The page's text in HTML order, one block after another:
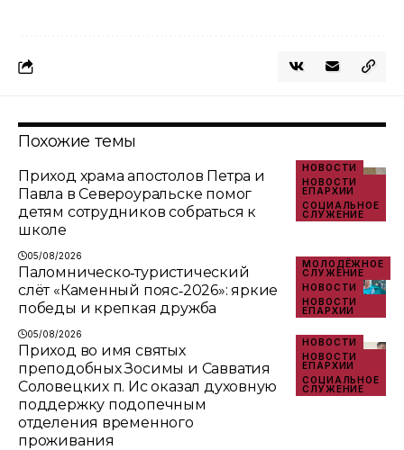
Похожие темы
НОВОСТИ
НОВОСТИ
ЕПАРХИИ
СОЦИАЛЬНОЕ
СЛУЖЕНИЕ
Приход храма апостолов Петра и
Павла в Североуральске помог
детям сотрудников собраться к
школе
05/08/2026
МОЛОДЁЖНОЕ
СЛУЖЕНИЕ
НОВОСТИ
НОВОСТИ
ЕПАРХИИ
Паломническо‑туристический
слёт «Каменный пояс‑2026»: яркие
победы и крепкая дружба
05/08/2026
НОВОСТИ
НОВОСТИ
ЕПАРХИИ
СОЦИАЛЬНОЕ
СЛУЖЕНИЕ
Приход во имя святых
преподобных Зосимы и Савватия
Соловецких п. Ис оказал духовную
поддержку подопечным
отделения временного
проживания